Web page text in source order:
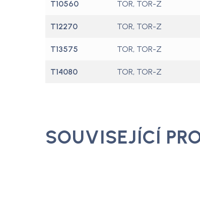
T10560 TOR, TOR-Z
T12270 TOR, TOR-Z
T13575 TOR, TOR-Z
T14080 TOR, TOR-Z
SOUVISEJÍCÍ